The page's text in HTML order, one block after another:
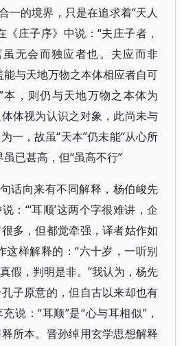
一的境界，只是在追求着“天人
《庄子序》中说：“夫庄子者，
无会而独应者也。夫应而非
能与天地万物之本体相应者自可
本，则仍与天地万物之本体为
体视为认识之对象，此尚未与
一，故虽“天本”仍未能“从心所
已甚高，但“虽高不行”
话向来有不同解释，杨伯峻先
：“‘耳顺’这两个字很难讲，企
多，但都觉牵强，译者姑作如
这样解释的：“六十岁，一听别
假，判明是非。”我认为，杨先
子原意的，但自古以来却也有
说：“耳顺”是“心与耳相似”，
所本。晋孙绰用玄学思想解释